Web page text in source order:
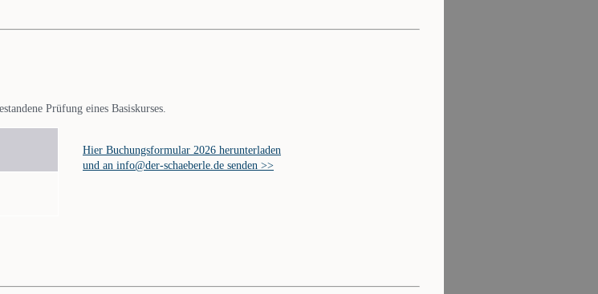
Prüfung eines Basiskurses.
Hier Buchungsformular 2026 herunterladen
und an info@der-schaeberle.de senden >>